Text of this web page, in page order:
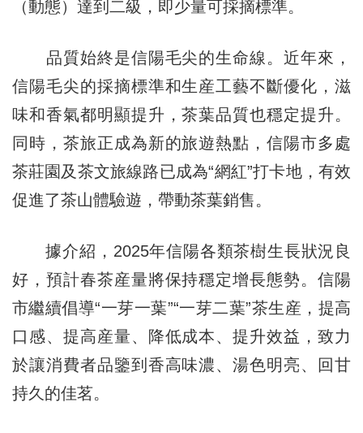
（動態）達到二級，即少量可採摘標準。
品質始終是信陽毛尖的生命線。近年來，
信陽毛尖的採摘標準和生産工藝不斷優化，滋
味和香氣都明顯提升，茶葉品質也穩定提升。
同時，茶旅正成為新的旅遊熱點，信陽市多處
茶莊園及茶文旅線路已成為“網紅”打卡地，有效
促進了茶山體驗遊，帶動茶葉銷售。
據介紹，2025年信陽各類茶樹生長狀況良
好，預計春茶産量將保持穩定增長態勢。信陽
市繼續倡導“一芽一葉”“一芽二葉”茶生産，提高
口感、提高産量、降低成本、提升效益，致力
於讓消費者品鑒到香高味濃、湯色明亮、回甘
持久的佳茗。